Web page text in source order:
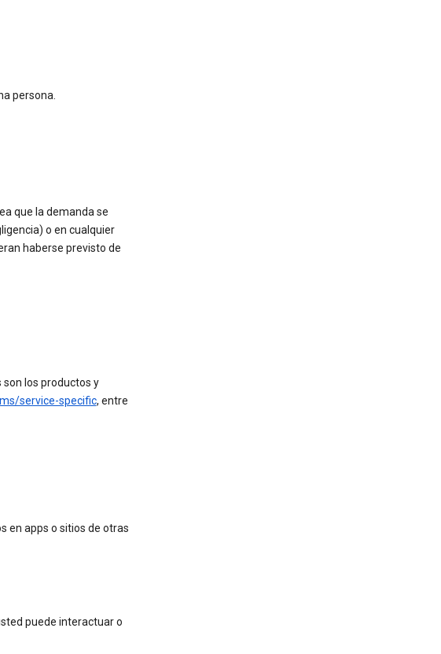
persona.
que la demanda se
o en cualquier
haberse previsto de
son los productos y
service-specific, entre
en apps o sitios de otras
puede interactuar o